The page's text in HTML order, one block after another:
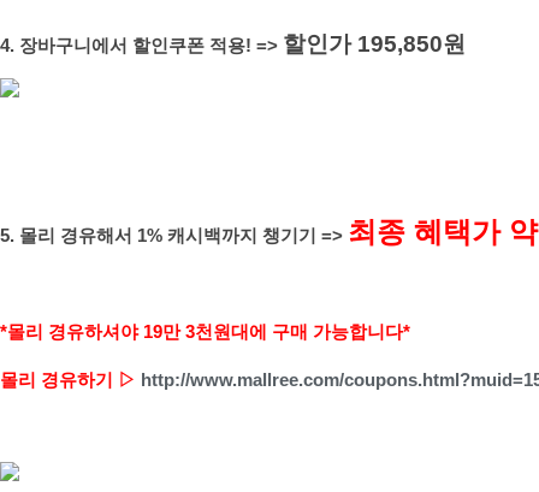
4. 장바구니에서 할인쿠폰 적용! => 할인가 195,850원
5. 몰리 경유해서 1% 캐시백까지 챙기기 => 최종 혜택가
*몰리 경유하셔야 19만 3천원대에 구매 가능합니다*
몰리 경유하기 ▷ http://www.mallree.com/